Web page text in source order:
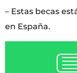
– Estas becas
en España.